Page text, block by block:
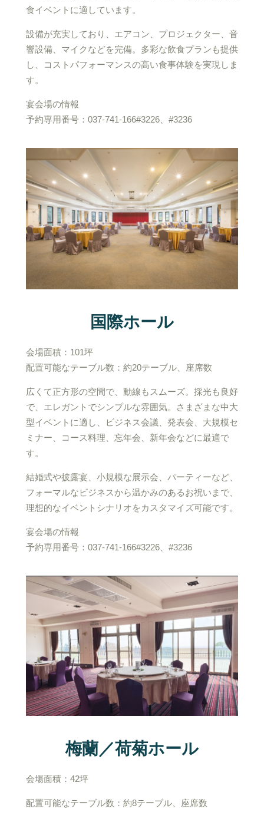
食イベントに適しています。
設備が充実しており、エアコン、プロジェクター、音
響設備、マイクなどを完備。多彩な飲食プランも提供
し、コストパフォーマンスの高い食事体験を実現しま
す。
宴会場の情報
予約専用番号：037-741-166#3226、#3236
国際ホール
会場面積：101坪
配置可能なテーブル数：約20テーブル、座席数
広くて正方形の空間で、動線もスムーズ。採光も良好
で、エレガントでシンプルな雰囲気。さまざまな中大
型イベントに適し、ビジネス会議、発表会、大規模セ
ミナー、コース料理、忘年会、新年会などに最適で
す。
結婚式や披露宴、小規模な展示会、パーティーなど、
フォーマルなビジネスから温かみのあるお祝いまで、
理想的なイベントシナリオをカスタマイズ可能です。
宴会場の情報
予約専用番号：037-741-166#3226、#3236
梅蘭／荷菊ホール
会場面積：42坪
配置可能なテーブル数：約8テーブル、座席数